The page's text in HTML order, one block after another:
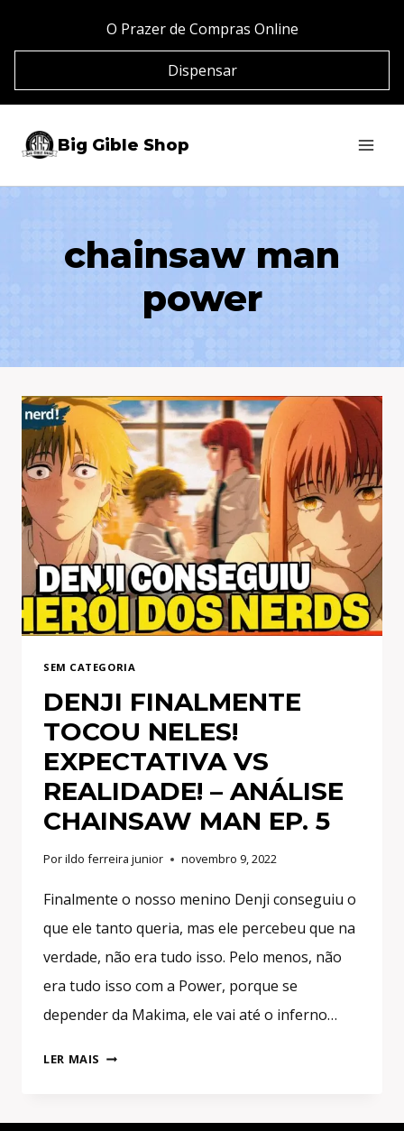
Conteúdo
O Prazer de Compras Online
Dispensar
Big Gible Shop
chainsaw man
power
SEM CATEGORIA
DENJI FINALMENTE
TOCOU NELES!
EXPECTATIVA VS
REALIDADE! – ANÁLISE
CHAINSAW MAN EP. 5
Porildo ferreira junior novembro 9, 2022
Finalmente o nosso menino Denji conseguiu o
que ele tanto queria, mas ele percebeu que na
verdade, não era tudo isso. Pelo menos, não
era tudo isso com a Power, porque se
depender da Makima, ele vai até o inferno…
LER MAIS DENJI
NELES!